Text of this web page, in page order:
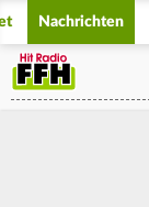
Nachrichten